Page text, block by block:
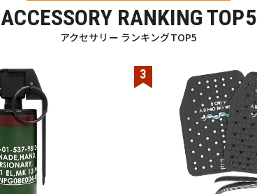
ACCESSORY RANKING TOP5
アクセサリー ランキングTOP5